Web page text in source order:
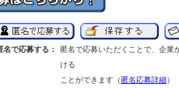
名で応募する： 匿名で応募いただくことで、企業
ける
ことができます（匿名応募詳細）